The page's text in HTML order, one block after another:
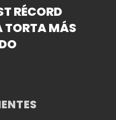
RÉCORD
TORTA MÁS